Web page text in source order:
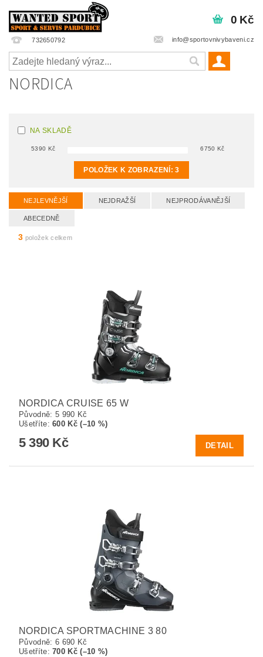
732650792 info@sportovnivybaveni.cz
0 Kč
NORDICA
NA SKLADĚ
5390 Kč 6750 Kč
POLOŽEK K ZOBRAZENÍ:3
NEJLEVNĚJŠÍ NEJDRAŽŠÍ NEJPRODÁVANĚJŠÍ
ABECEDNĚ
3 položek celkem
NORDICA CRUISE 65 W
Původně: 5 990 Kč
Ušetříte:600 Kč (–10 %)
5 390 Kč DETAIL
NORDICA SPORTMACHINE 3 80
Původně: 6 690 Kč
Ušetříte:700 Kč (–10 %)